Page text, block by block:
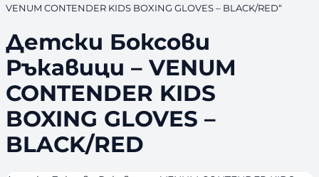
VENUM CONTENDER KIDS BOXING GLOVES – BLACK/RED“
Детски Боксови
Ръкавици – VENUM
CONTENDER KIDS
BOXING GLOVES –
BLACK/RED